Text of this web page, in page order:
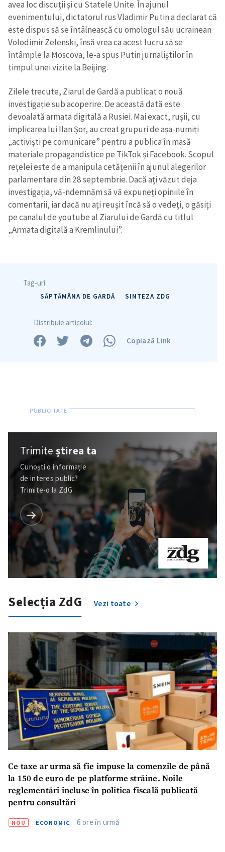
SUSȚINE
avea loc discuții și cu Statele Unite. În ajunul
evenimentului, dictatorul rus Vladimir Putin a declarat că
este dispus să se întâlnească cu omologul său ucrainean
Volodimir Zelenski, însă vrea ca acest lucru să se
întâmple la Moscova, le-a spus Putin jurnaliștilor în
timpul unei vizite la Beijing.
Zilele trecute, Ziarul de Gardă a publicat o nouă
investigație sub acoperire. De această dată este
devoalată armata digitală a Rusiei. Mai exact, rușii, cu
implicarea lui Ilan Șor, au creat grupuri de așa-numiți
„activiști pe comunicare” pentru a publica în masă
materiale propagandistice pe TikTok și Facebook. Scopul
rețelei este de a manipula cetățenii în ajunul alegerilor
parlamentare din 28 septembrie. Dacă ați văzut deja
investigația, vă-ndemnăm să vă expuneți opiniile în
comentarii, iar dacă nu ați reușit încă să o vedeți, o găsiți
pe canalul de youtube al Ziarului de Gardă cu titlul
„Armata digitală a Kremlinului”.
Tag-uri:
SĂPTĂMÂNA DE GARDĂ SINTEZA ZDG
Distribuie articolul:
Copiază Link
Trimiteștirea ta
Cunoști o informație
de interes public?
Trimite-o la ZdG
Selecția ZdG Vezi toate
Ce taxe ar urma să fie impuse la comenzile de până
la 150 de euro de pe platforme străine. Noile
reglementări incluse în politica fiscală publicată
pentru consultări
NOU ECONOMIC 6 ore în urmă
Link media
+ Link media
Mesajul știrei
+ Mesajul știrei
CONTACT SURSĂ
Sursă anonimă
Nume+ Numele meu
Email+ Emailul meu
Telefon
+ Telefon personal
Am citit și sunt de
acord cupolitica de